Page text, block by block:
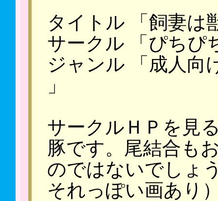
タイトル 「飼妻は
サークル 「ぴちぴ
ジャンル 「成人向
」
サークルＨＰを見
豚です。尾結合も
のではないでしょ
それっぽい画あり